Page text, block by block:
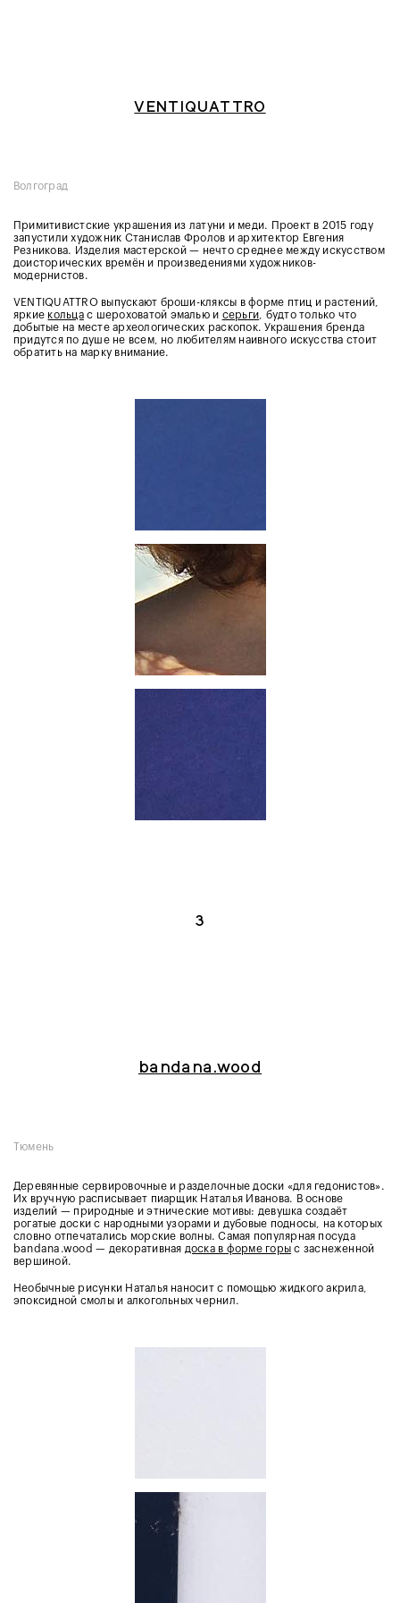
VENTIQUATTRO
Волгоград
Примитивистские украшения из латуни и меди. Проект в 2015 году
запустили художник Станислав Фролов и архитектор Евгения
Резникова. Изделия мастерской — нечто среднее между искусством
доисторических времён и произведениями художников-
модернистов.
VENTIQUATTRO выпускают броши-кляксы в форме птиц и растений,
яркие кольцас шероховатой эмалью и серьги , будто только что
добытые на месте археологических раскопок. Украшения бренда
придутся по душе не всем, но любителям наивного искусства стоит
обратить на марку внимание.
3
bandana.wood
Тюмень
Деревянные сервировочные и разделочные доски «для гедонистов».
Их вручную расписывает пиарщик Наталья Иванова. В основе
изделий — природные и этнические мотивы: девушка создаёт
рогатые доски с народными узорами и дубовые подносы, на которых
словно отпечатались морские волны. Самая популярная посуда
bandana.wood — декоративная доска в форме горы с заснеженной
вершиной.
Необычные рисунки Наталья наносит с помощью жидкого акрила,
эпоксидной смолы и алкогольных чернил.